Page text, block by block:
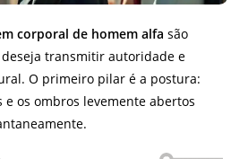
corporal de homem alfa são
transmitir autoridade e
O primeiro pilar é a postura:
e os ombros levemente abertos